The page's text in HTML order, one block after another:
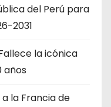
del Perú para
2031
la icónica
años
a la Francia de